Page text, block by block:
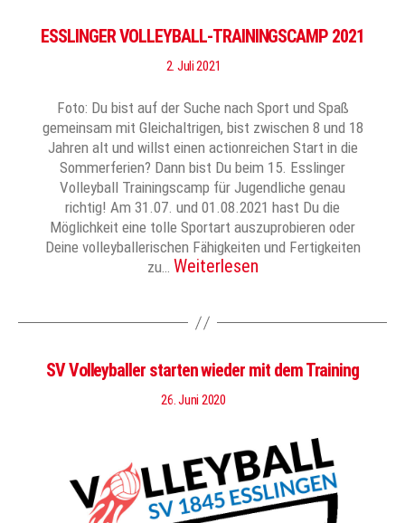
ESSLINGER VOLLEYBALL-TRAININGSCAMP 2021
2. Juli 2021
Foto: Du bist auf der Suche nach Sport und Spaß
gemeinsam mit Gleichaltrigen, bist zwischen 8 und 18
Jahren alt und willst einen actionreichen Start in die
Sommerferien? Dann bist Du beim 15. Esslinger
Volleyball Trainingscamp für Jugendliche genau
richtig! Am 31.07. und 01.08.2021 hast Du die
Möglichkeit eine tolle Sportart auszuprobieren oder
Deine volleyballerischen Fähigkeiten und Fertigkeiten
zu… Weiterlesen
SV Volleyballer starten wieder mit dem Training
26. Juni 2020